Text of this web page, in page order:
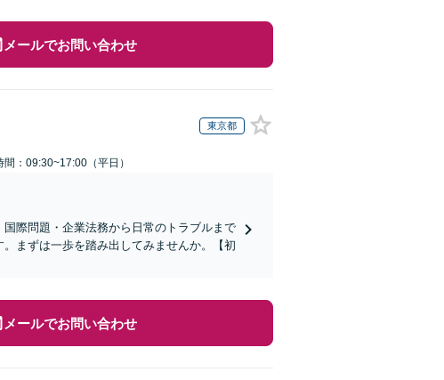
メールでお問い合わせ
東京都
間：09:30~17:00（平日）
際問題・企業法務から日常のトラブルまで
まずは一歩を踏み出してみませんか。【初
メールでお問い合わせ